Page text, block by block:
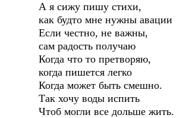
А я сижу пишу стихи,
как будто мне нужны авации
Если честно, не важны,
сам радость получаю
Когда что то претворяю,
когда пишется легко
Когда может быть смешно.
Так хочу воды испить
Чтоб могли все дольше жить.